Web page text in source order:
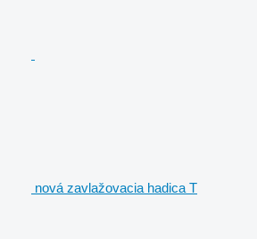
nová zavlažovacia hadica Т